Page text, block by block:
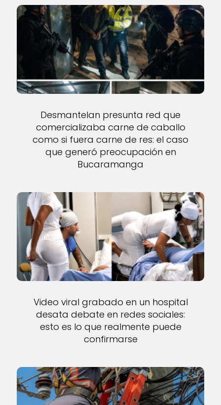
Desmantelan presunta red que
comercializaba carne de caballo
como si fuera carne de res: el caso
que generó preocupación en
Bucaramanga
Video viral grabado en un hospital
desata debate en redes sociales:
esto es lo que realmente puede
confirmarse